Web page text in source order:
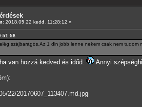
2018.05.22 kedd, 11:28:12 »
szájbarágós.Az 1 din jobb lenne nekem csak nem tudom
van hozzá kedved és időd.
Annyi
22/20170607_113407.md.jpg